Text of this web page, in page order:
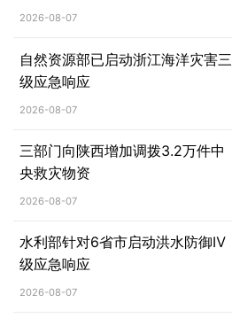
2026-08-07
自然资源部已启动浙江海洋灾害三
级应急响应
2026-08-07
三部门向陕西增加调拨3.2万件中
央救灾物资
2026-08-07
水利部针对6省市启动洪水防御Ⅳ
级应急响应
2026-08-07